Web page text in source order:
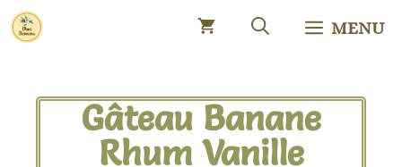
MENU
Gâteau Banane
Rhum Vanille